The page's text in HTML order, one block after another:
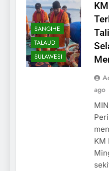
SANGIHE
TALAUD
SULAWESI
ago
KM